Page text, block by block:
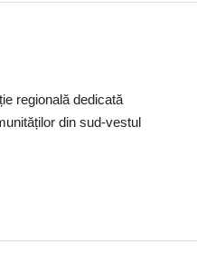
regională dedicată
din sud-vestul